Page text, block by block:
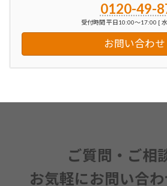
0120-49-
受付時間 平日10:00～17:00 [
お問い合わせ
ご質問・ご相
お気軽にお問い合